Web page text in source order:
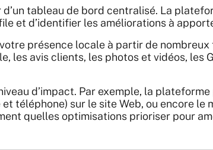
tableau de bord centralisé. La
et d’identifier les améliorations à
présence locale à partir de
les avis clients, les photos et vidéos, les
d’impact. Par exemple, la
téléphone) sur le site Web, ou encore le
quelles optimisations prioriser pour